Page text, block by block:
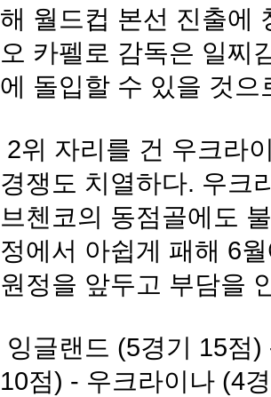
해 월드컵 본선 진출에
오 카펠로 감독은 일찌
에 돌입할 수 있을 것으
2위 자리를 건 우크라
경쟁도 치열하다. 우크
브첸코의 동점골에도
정에서 아쉽게 패해 6
원정을 앞두고 부담을
잉글랜드 (5경기 15점
10점) - 우크라이나 (4